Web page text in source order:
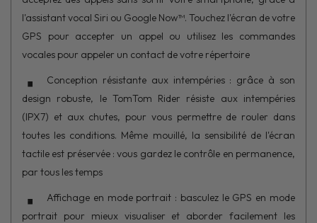
l'assistant vocal Siri ou Google Now™. Touchez l'écran de votre
GPS pour accepter un appel ou utilisez les commandes
vocales pour appeler un contact de votre répertoire
Conception résistante aux intempéries : grâce à son
design robuste, le TomTom Rider résiste aux intempéries
(IPX7) et aux chutes, pour vous permettre de rouler dans
toutes les conditions. Même mouillé, la sensibilité de l'écran
tactile est préservée : vous gardez le contrôle en permanence,
par tous les temps
Affichage en mode portrait : basculez le GPS en mode
portrait pour mieux visualiser et aborder facilement les